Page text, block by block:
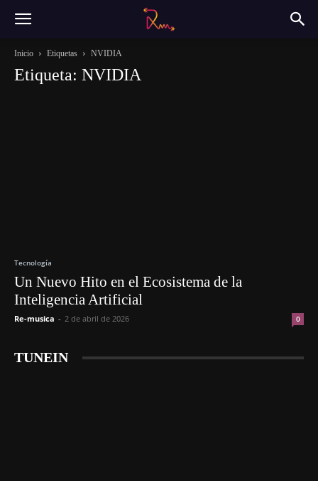
Inicio Etiquetas NVIDIA
Etiqueta: NVIDIA
Tecnología
Un Nuevo Hito en el Ecosistema de la
Inteligencia Artificial
Re-musica - 2 de abril de 2026 0
TUNEIN